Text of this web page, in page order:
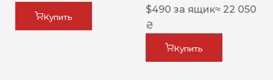
Купить
$490 за ящик≈ 22 050
₴
Купить